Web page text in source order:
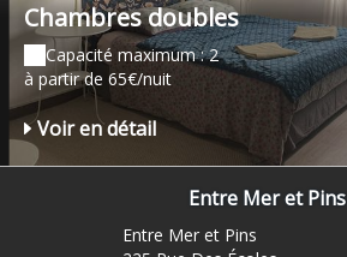
Chambres doubles
Capacité maximum : 2
à partir de 65€/nuit
Voir en détail
Entre Mer et Pins
Entre Mer et Pins